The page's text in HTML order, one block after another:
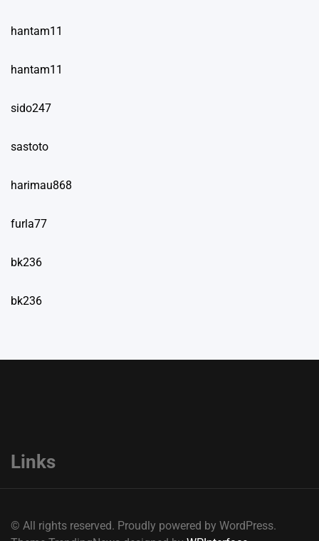
hantam11
hantam11
sido247
sastoto
harimau868
furla77
bk236
bk236
Links
© All rights reserved. Proudly powered by WordPress.